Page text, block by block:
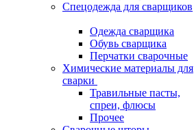
Спецодежда для сварщиков
Одежда сварщика
Обувь сварщика
Перчатки сварочные
Химические материалы для
сварки
Травильные пасты,
спреи, флюсы
Прочее